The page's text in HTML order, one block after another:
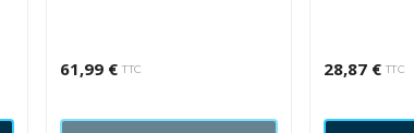
61,99 € TTC 28,87 € TTC